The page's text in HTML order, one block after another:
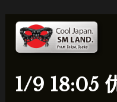
1/9 18:05